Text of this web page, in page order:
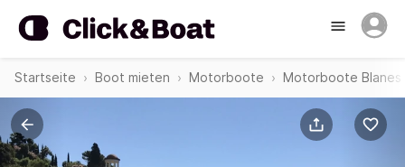
Startseite Boot mieten Motorboote Motorboote Blanes